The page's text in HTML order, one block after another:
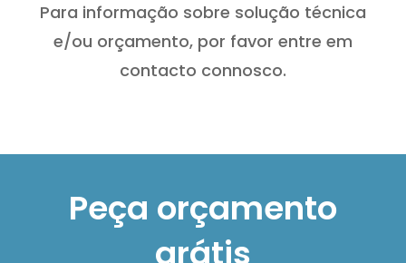
Para informação sobre solução técnica
e/ou orçamento, por favor entre em
contacto connosco.
Peça orçamento
grátis